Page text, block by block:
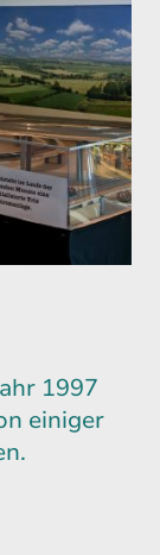
1997
einiger